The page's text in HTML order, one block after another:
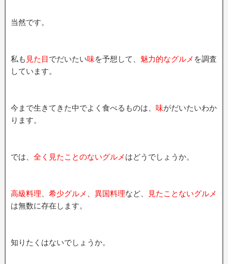
当然です。
私も 見た目 でだいたい味を予想して、 魅力的なグルメ を調査
しています。
今まで生きてきた中でよく食べるものは、 味がだいたいわか
ります。
では、 全く見たことのないグルメ はどうでしょうか。
高級料理 希少グルメ 異国料理など、
見たことないグルメ
は無数に存在します。
知りたくはないでしょうか。